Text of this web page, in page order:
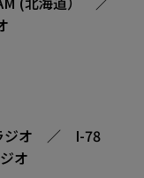
ジオ ／ I-78
オ